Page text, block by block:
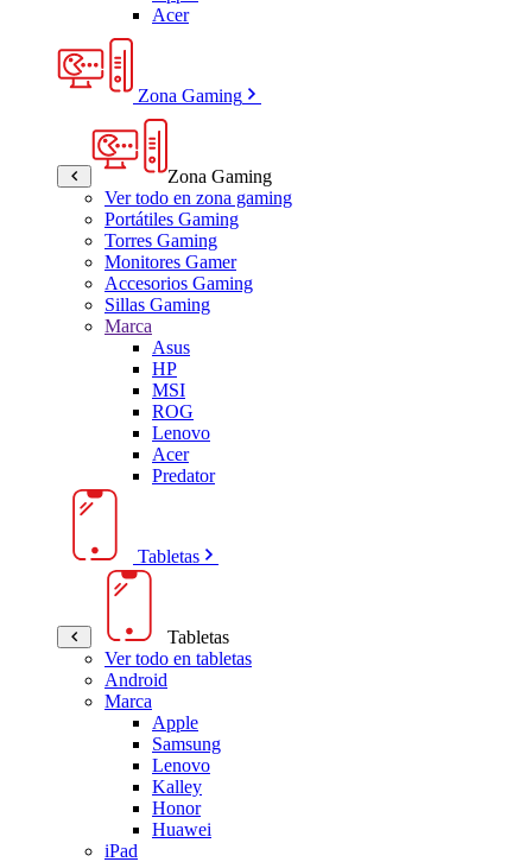
Acer
Zona Gaming
Zona Gaming
Ver todo en zona gaming
Portátiles Gaming
Torres Gaming
Monitores Gamer
Accesorios Gaming
Sillas Gaming
Marca
Asus
HP
MSI
ROG
Lenovo
Acer
Predator
Tabletas
Tabletas
Ver todo en tabletas
Android
Marca
Apple
Samsung
Lenovo
Kalley
Honor
Huawei
iPad